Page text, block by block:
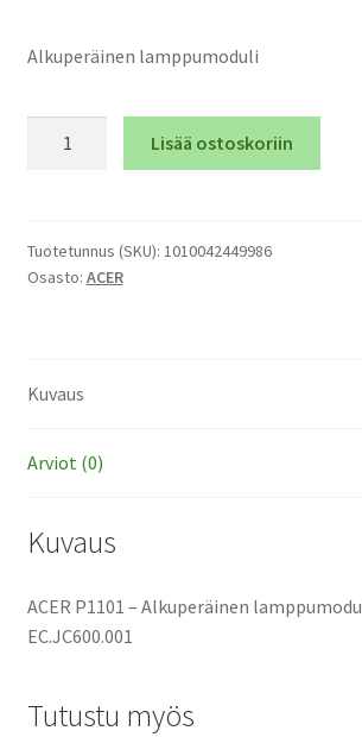
Alkuperäinen lamppumoduli
lamppumoduli
määrä
Lisää ostoskoriin
Tuotetunnus (SKU): 1010042449986
Osasto: ACER
Kuvaus
Arviot (0)
Kuvaus
ACER P1101 – Alkuperäinen
EC.JC600.001
Tutustu myös